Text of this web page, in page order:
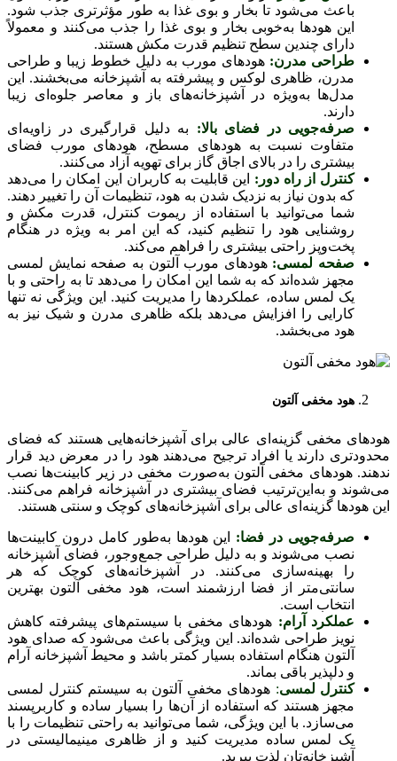
باعث می‌شود تا بخار و بوی غذا به طور مؤثرتری جذب شود.
این هودها به‌خوبی بخار و بوی غذا را جذب می‌کنند و معمولاً
دارای چندین سطح تنظیم قدرت مکش هستند.
طراحی مدرن: هودهای مورب به دلیل خطوط زیبا و طراحی
مدرن، ظاهری لوکس و پیشرفته به آشپزخانه می‌بخشند. این
مدل‌ها به‌ویژه در آشپزخانه‌های باز و معاصر جلوه‌ای زیبا
دارند.
صرفه‌جویی در فضای بالا: به دلیل قرارگیری در زاویه‌ای
متفاوت نسبت به هودهای مسطح، هودهای مورب فضای
بیشتری را در بالای اجاق گاز برای تهویه آزاد می‌کنند.
کنترل از راه دور: این قابلیت به کاربران این امکان را می‌دهد
که بدون نیاز به نزدیک شدن به هود، تنظیمات آن را تغییر دهند.
شما می‌توانید با استفاده از ریموت کنترل، قدرت مکش و
روشنایی هود را تنظیم کنید، که این امر به ویژه در هنگام
پخت‌وپز راحتی بیشتری را فراهم می‌کند.
صفحه لمسی: هودهای مورب آلتون به صفحه نمایش لمسی
مجهز شده‌اند که به شما این امکان را می‌دهد تا به راحتی و با
یک لمس ساده، عملکردها را مدیریت کنید. این ویژگی نه تنها
کارایی را افزایش می‌دهد بلکه ظاهری مدرن و شیک نیز به
هود می‌بخشد.
هود مخفی آلتون
هودهای مخفی گزینه‌ای عالی برای آشپزخانه‌هایی هستند که فضای
محدودتری دارند یا افراد ترجیح می‌دهند هود را در معرض دید قرار
ندهند. هودهای مخفی آلتون به‌صورت مخفی در زیر کابینت‌ها نصب
می‌شوند و به‌این‌ترتیب فضای بیشتری در آشپزخانه فراهم می‌کنند.
این هودها گزینه‌ای عالی برای آشپزخانه‌های کوچک و سنتی هستند.
صرفه‌جویی در فضا: این هودها به‌طور کامل درون کابینت‌ها
نصب می‌شوند و به دلیل طراحی جمع‌وجور، فضای آشپزخانه
را بهینه‌سازی می‌کنند. در آشپزخانه‌های کوچک که هر
سانتی‌متر از فضا ارزشمند است، هود مخفی آلتون بهترین
انتخاب است.
عملکرد آرام: هودهای مخفی با سیستم‌های پیشرفته کاهش
نویز طراحی شده‌اند. این ویژگی باعث می‌شود که صدای هود
آلتون هنگام استفاده بسیار کمتر باشد و محیط آشپزخانه آرام
و دلپذیر باقی بماند.
کنترل لمسی: هودهای مخفی آلتون به سیستم کنترل لمسی
مجهز هستند که استفاده از آن‌ها را بسیار ساده و کاربرپسند
می‌سازد. با این ویژگی، شما می‌توانید به راحتی تنظیمات را با
یک لمس ساده مدیریت کنید و از ظاهری مینیمالیستی در
آشپزخانه‌تان لذت ببرید.